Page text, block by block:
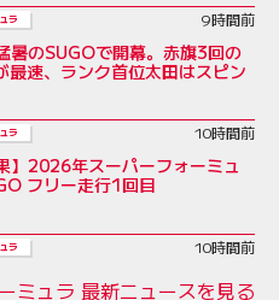
ラ 9時間前
暑のSUGOで開幕。赤旗3回の
最速、ランク首位太田はスピン
ラ 10時間前
】2026年スーパーフォーミュ
フリー走行1回目
ラ 10時間前
ミュラ 最新ニュースを見る